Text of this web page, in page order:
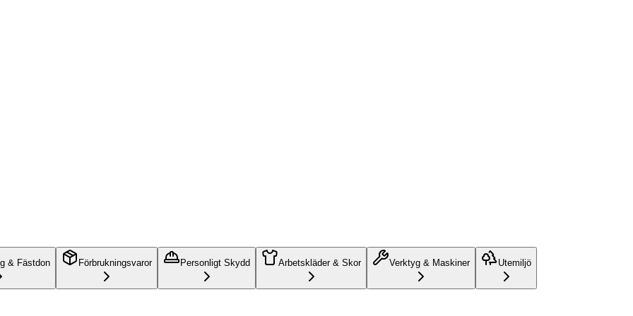
& Fästdon Förbrukningsvaror Personligt Skydd Arbetskläder & Skor Verktyg & Maskiner Utemiljö